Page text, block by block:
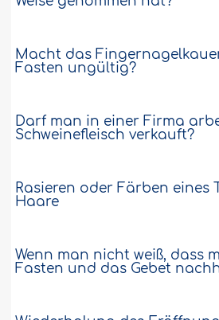
Macht das
Fasten ungültig?
Darf man in einer Firma
Schweinefleisch verkauft?
Rasieren oder Färben eines
Haare
Wenn man nicht weiß, dass
Fasten und das Gebet